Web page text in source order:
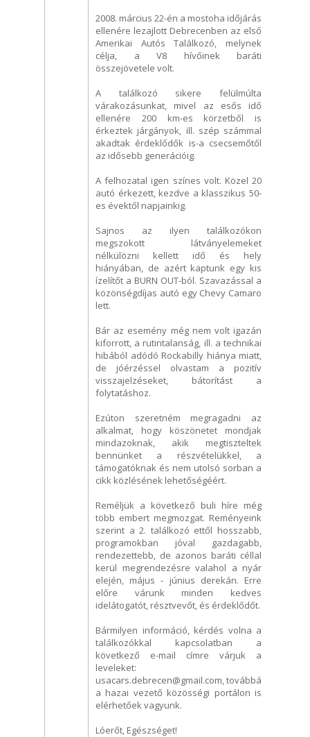
2008. március 22-én a mostoha időjárás
ellenére lezajlott Debrecenben az első
Amerikai Autós Találkozó, melynek
célja, a V8 hívőinek baráti
összejövetele volt.
A találkozó sikere felülmúlta
várakozásunkat, mivel az esős idő
ellenére 200 km-es körzetből is
érkeztek járgányok, ill. szép számmal
akadtak érdeklődők is-a csecsemőtől
az idősebb generációig.
A felhozatal igen színes volt. Közel 20
autó érkezett, kezdve a klasszikus 50-
es évektől napjainkig.
Sajnos az ilyen találkozókon
megszokott látványelemeket
nélkülözni kellett idő és hely
hiányában, de azért kaptunk egy kis
ízelítőt a BURN OUT-ból. Szavazással a
közönségdíjas autó egy Chevy Camaro
lett.
Bár az esemény még nem volt igazán
kiforrott, a rutintalanság, ill. a technikai
hibából adódó Rockabilly hiánya miatt,
de jóérzéssel olvastam a pozitív
visszajelzéseket, bátorítást a
folytatáshoz.
Ezúton szeretném megragadni az
alkalmat, hogy köszönetet mondjak
mindazoknak, akik megtiszteltek
bennünket a részvételükkel, a
támogatóknak és nem utolsó sorban a
cikk közlésének lehetőségéért.
Reméljük a következő buli híre még
több embert megmozgat. Reményeink
szerint a 2. találkozó ettől hosszabb,
programokban jóval gazdagabb,
rendezettebb, de azonos baráti céllal
kerül megrendezésre valahol a nyár
elején, május - június derekán. Erre
előre várunk minden kedves
idelátogatót, résztvevőt, és érdeklődőt.
Bármilyen információ, kérdés volna a
találkozókkal kapcsolatban a
következő e-mail címre várjuk a
leveleket:
usacars.debrecen@gmail.com, továbbá
a hazai vezető közösségi portálon is
elérhetőek vagyunk.
Lóerőt, Egészséget!